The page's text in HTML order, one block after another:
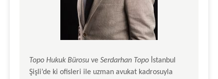
Topo Hukuk Bürosu ve Serdarhan Topo İstanbul
Şişli’de ki ofisleri ile uzman avukat kadrosuyla